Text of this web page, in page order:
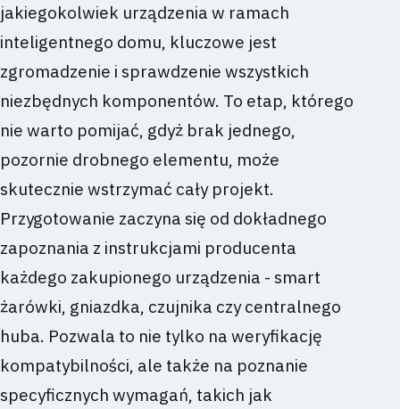
jakiegokolwiek urządzenia w ramach
inteligentnego domu, kluczowe jest
zgromadzenie i sprawdzenie wszystkich
niezbędnych komponentów. To etap, którego
nie warto pomijać, gdyż brak jednego,
pozornie drobnego elementu, może
skutecznie wstrzymać cały projekt.
Przygotowanie zaczyna się od dokładnego
zapoznania z instrukcjami producenta
każdego zakupionego urządzenia - smart
żarówki, gniazdka, czujnika czy centralnego
huba. Pozwala to nie tylko na weryfikację
kompatybilności, ale także na poznanie
specyficznych wymagań, takich jak